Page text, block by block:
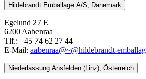
Hildebrandt Emballage A/S, Dänemark
Egelund 27 E
6200 Aabenraa
Tlf.: +45 74 62 27 44
E-Mail: aabenraa@~@hildebrandt-
Niederlassung Ansfelden (Linz), Österreich